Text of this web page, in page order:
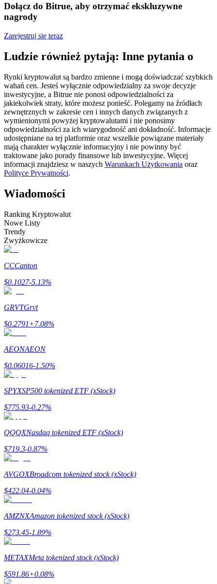
Kopiowanie Transakcji
Zostań traderem kopiującym
transakcji
Analiza Big Data, w tym informacje handlowe itp.
Przewodnik
Przewodnik dla początkujących dotyczący kontraktów futures
Strategie handlowe
Dowiedz się, jak zachować rentowność
Dołącz do Bitrue, aby otrzymać ekskluzywne
nagrody
Zarejestruj się teraz
Ludzie również pytają: Inne pytania o
Rynki kryptowalut są bardzo zmienne i mogą doświadczać szybkich
wahań cen. Jesteś wyłącznie odpowiedzialny za swoje decyzje
inwestycyjne, a Bitrue nie ponosi odpowiedzialności za
jakiekolwiek straty, które możesz ponieść. Polegamy na źródłach
zewnętrznych w zakresie cen i innych danych związanych z
wymienionymi powyżej kryptowalutami i nie ponosimy
odpowiedzialności za ich wiarygodność ani dokładność. Informacje
udostępniane na tej platformie oraz wszelkie powiązane materiały
mają charakter wyłącznie informacyjny i nie powinny być
traktowane jako porady finansowe lub inwestycyjne. Więcej
informacji znajdziesz w naszych Warunkach Użytkowania oraz
Polityce Prywatności.
Wiadomości
Ranking Kryptowalut
Nowe Listy
Trendy
Zwyżkowicze
CCCanton
$0.1027-5.13%
GRVTGrvt
$0.2791+7.08%
AEONAEON
$0.06016-1.50%
SPYXSP500 tokenized ETF (xStock)
$775.93-0.27%
QQQXNasdaq tokenized ETF (xStock)
$719.3-0.87%
AVGOXBroadcom tokenized stock (xStock)
$422.04-0.04%
AMZNXAmazon tokenized stock (xStock)
$273.45-1.89%
METAXMeta tokenized stock (xStock)
$591.86+0.08%